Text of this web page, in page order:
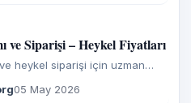
ve Siparişi – Heykel Fiyatları
ve heykel siparişi için uzman
hizmet veriyoruz. Kişiye
fiyatları ile sanat eseri
05 May 2026